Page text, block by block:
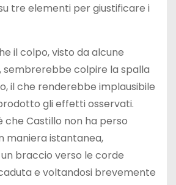
tre elementi per giustificare i
il colpo, visto da alcune
sembrerebbe colpire la spalla
il che renderebbe implausibile
gli effetti osservati.
che Castillo non ha perso
maniera istantanea,
braccio verso le corde
e voltandosi brevemente